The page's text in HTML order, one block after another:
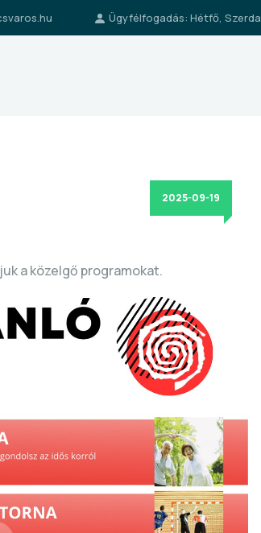
Ügyfélfogadás: Hétfő, Szerda
2025-09-19
a közelgő programokat.